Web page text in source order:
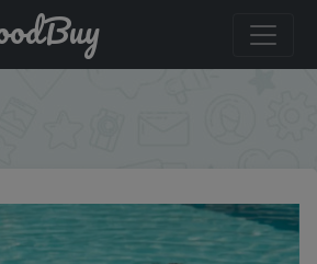
Duty Inflatable Pool Lounge Chair
for Adults Swimming Pool Lake